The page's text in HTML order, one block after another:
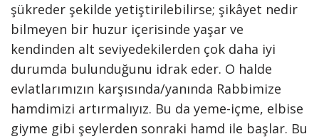
şükreder şekilde yetiştirilebilirse; şikâyet nedir
bilmeyen bir huzur içerisinde yaşar ve
kendinden alt seviyedekilerden çok daha iyi
durumda bulunduğunu idrak eder. O halde
evlatlarımızın karşısında/yanında Rabbimize
hamdimizi artırmalıyız. Bu da yeme-içme, elbise
giyme gibi şeylerden sonraki hamd ile başlar. Bu